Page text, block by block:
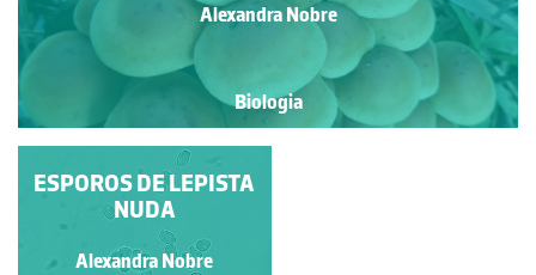
Alexandra Nobre
Biologia
HIMENÓFORO E
ESPORADA DE
LEPISTA NUDA
Alexandra Nobre
ESPOROS DE LEPISTA
NUDA
Alexandra Nobre